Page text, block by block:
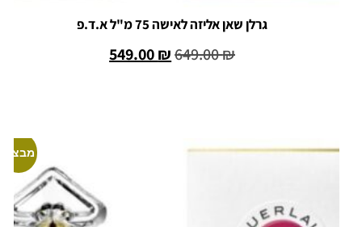
גרלן שאן אליזה לאישה 75 מ"ל א.ד.פ
649.00₪
549.00₪
מבצע!